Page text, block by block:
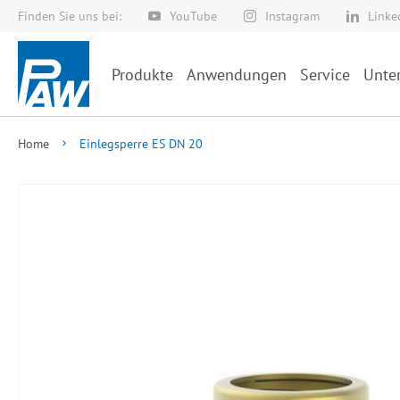
Finden Sie uns bei: YouTube Instagram
Direkt
zum
Inhalt
Produkte Anwendungen Service
Home Einlegsperre ES DN 20